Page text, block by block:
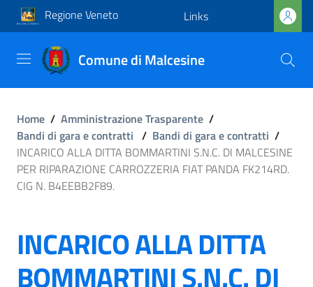
Regione Veneto Links
Comune di Malcesine
Home / Amministrazione Trasparente /
Bandi di gara e contratti / Bandi di gara e contratti /
INCARICO ALLA DITTA BOMMARTINI S.N.C. DI MALCESINE
PER RIPARAZIONE CARROZZERIA FIAT PANDA FK214RD.
CIG N. B4EEBB2F89.
INCARICO ALLA DITTA
BOMMARTINI S.N.C. DI